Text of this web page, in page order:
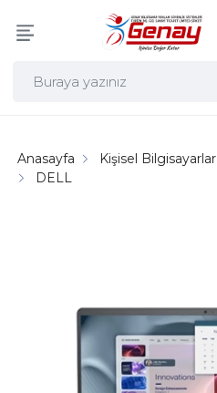
Anasayfa Kişisel Bilgisayarlar
DELL